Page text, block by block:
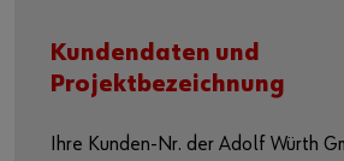
Kundendaten und
Projektbezeichnung
Ihre Kunden-Nr. der Adolf Würth